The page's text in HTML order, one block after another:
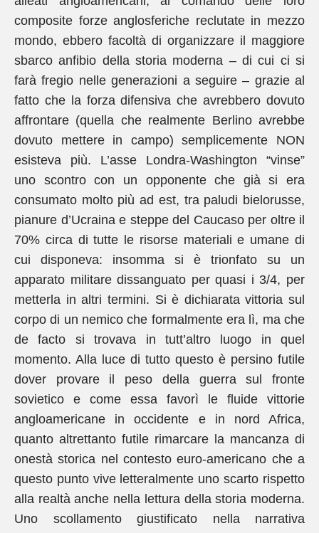
composite forze anglosferiche reclutate in mezzo
mondo, ebbero facoltà di organizzare il maggiore
sbarco anfibio della storia moderna – di cui ci si
farà fregio nelle generazioni a seguire – grazie al
fatto che la forza difensiva che avrebbero dovuto
affrontare (quella che realmente Berlino avrebbe
dovuto mettere in campo) semplicemente NON
esisteva più. L’asse Londra-Washington “vinse”
uno scontro con un opponente che già si era
consumato molto più ad est, tra paludi bielorusse,
pianure d’Ucraina e steppe del Caucaso per oltre il
70% circa di tutte le risorse materiali e umane di
cui disponeva: insomma si è trionfato su un
apparato militare dissanguato per quasi i 3/4, per
metterla in altri termini. Si è dichiarata vittoria sul
corpo di un nemico che formalmente era lì, ma che
de facto si trovava in tutt’altro luogo in quel
momento. Alla luce di tutto questo è persino futile
dover provare il peso della guerra sul fronte
sovietico e come essa favorì le fluide vittorie
angloamericane in occidente e in nord Africa,
quanto altrettanto futile rimarcare la mancanza di
onestà storica nel contesto euro-americano che a
questo punto vive letteralmente uno scarto rispetto
alla realtà anche nella lettura della storia moderna.
Uno scollamento giustificato nella narrativa